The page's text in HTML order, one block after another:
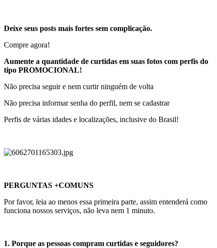
Deixe seus posts mais fortes sem complicação.
Compre agora!
Aumente a quantidade de curtidas em suas fotos com perfis do
tipo PROMOCIONAL!
Não precisa seguir e nem curtir ninguém de volta
Não precisa informar senha do perfil, nem se cadastrar
Perfis de várias idades e localizações, inclusive do Brasil!
PERGUNTAS +COMUNS
Por favor, leia ao menos essa primeira parte, assim entenderá como
funciona nossos serviços, não leva nem 1 minuto.
1. Porque as pessoas compram curtidas e seguidores?